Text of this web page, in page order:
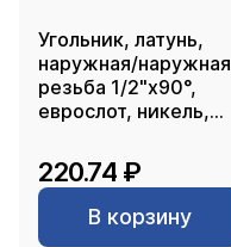
Угольник, латунь,
наружная/наружная
резьба 1/2"х90°,
еврослот, никель,
220.74 ₽
В корзину